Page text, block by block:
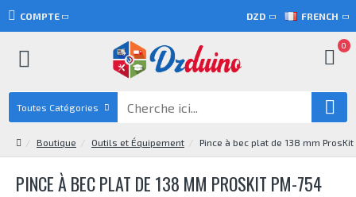
COMPTE DZD FRENCH
0
Toutes Catégories
Boutique Outils et Équipement Pince à bec plat de 138 mm ProsKit
PINCE À BEC PLAT DE 138 MM PROSKIT PM-754